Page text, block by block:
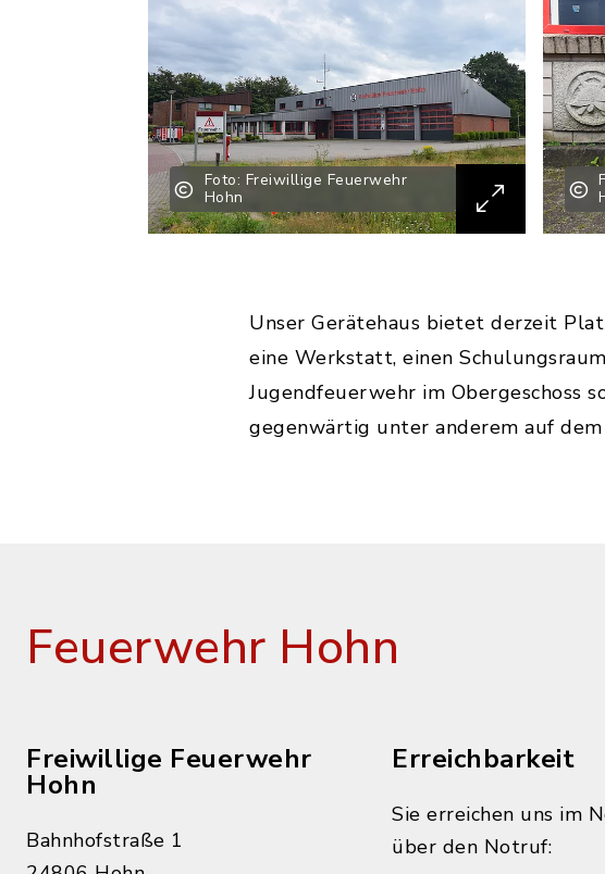
Foto: Freiwillige Feuerwehr
Hohn
Unser Gerätehaus bietet derzeit
eine Werkstatt, einen
Jugendfeuerwehr im Obergeschoss
gegenwärtig unter anderem auf
Feuerwehr Hohn
Freiwillige Feuerwehr
Hohn
Bahnhofstraße 1
Erreichbarkeit
Sie erreichen uns im
über den Notruf: